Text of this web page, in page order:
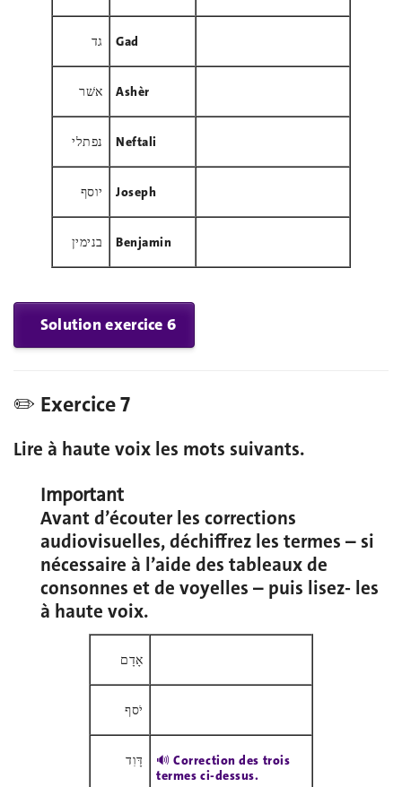
גד Gad
אשׁר Ashèr
נפתלי Neftali
יוסף Joseph
בנימין Benjamin
Solution exercice 6
✏️ Exercice 7
Lire à haute voix les mots suivants.
Important
Avant d’écouter les corrections
audiovisuelles, déchiffrez les termes – si
nécessaire à l’aide des tableaux de
consonnes et de voyelles – puis lisez- les
à haute voix.
אָדָם
יֹסף
דָּוִד
🔊 Correction des trois
termes ci-dessus.